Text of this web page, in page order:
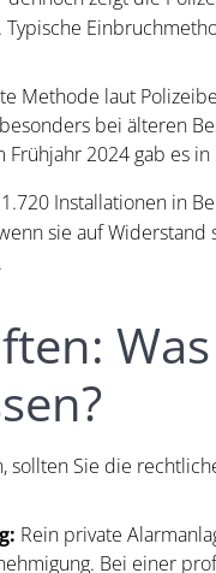
Methode laut
bei älteren
Frühjahr 2024 gab es
Installationen in
sie auf
.
sollten Sie die
Rein private
Bei einer